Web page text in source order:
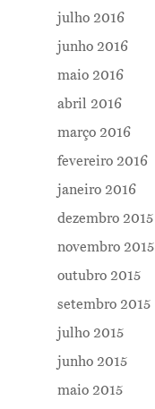
julho 2016
junho 2016
maio 2016
abril 2016
março 2016
fevereiro 2016
janeiro 2016
dezembro 2015
novembro 2015
outubro 2015
setembro 2015
julho 2015
junho 2015
maio 2015